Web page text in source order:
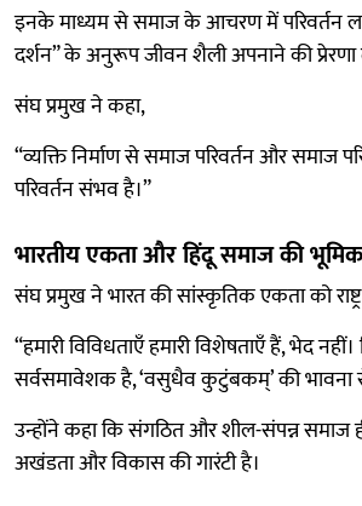
इनके माध्यम से समाज के आचरण में परिवर्तन
दर्शन” के अनुरूप जीवन शैली अपनाने की प्रेरणा
संघ प्रमुख ने कहा,
“व्यक्ति निर्माण से समाज परिवर्तन और समाज
परिवर्तन संभव है।”
भारतीय एकता और हिंदू समाज की
संघ प्रमुख ने भारत की सांस्कृतिक एकता को
“हमारी विविधताएँ हमारी विशेषताएँ हैं, भेद
सर्वसमावेशक है, ‘वसुधैव कुटुंबकम्’ की भावना से
उन्होंने कहा कि संगठित और शील-संपन्न समाज
अखंडता और विकास की गारंटी है।